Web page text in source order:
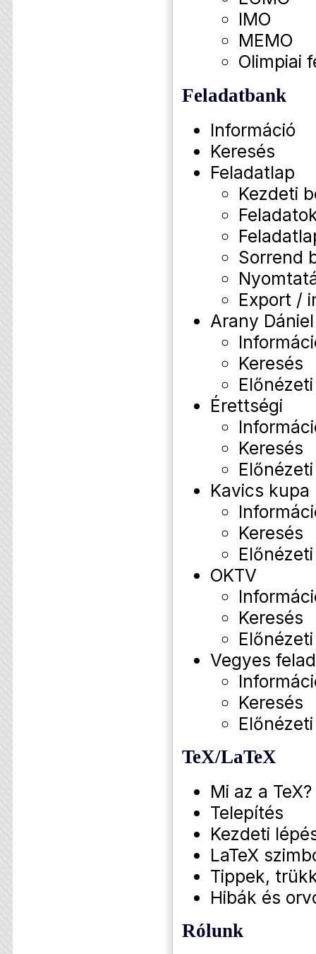
IMO
MEMO
Olimpiai
Feladatbank
Információ
Keresés
Feladatlap
Kezdeti
Sorrend
Export /
Arany Dániel
Keresés
Érettségi
Keresés
Kavics kupa
Keresés
OKTV
Keresés
Vegyes
Keresés
TeX/LaTeX
Mi az a TeX?
Telepítés
Kezdeti
LaTeX
Tippek,
Hibák és
Rólunk